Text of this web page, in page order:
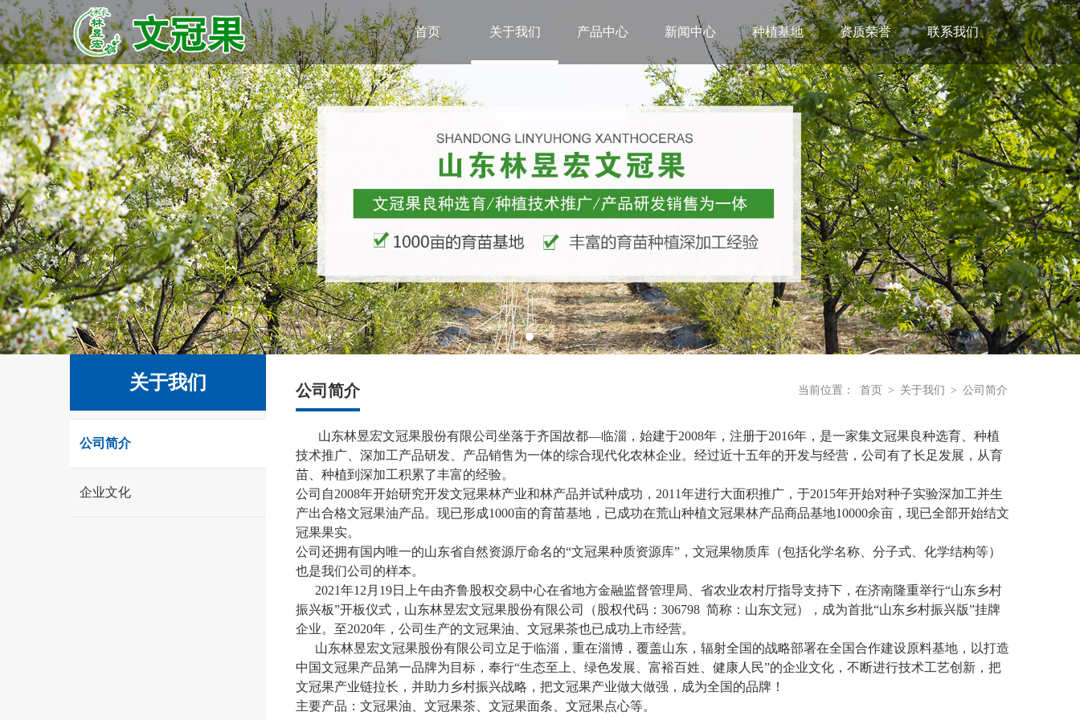
首页 关于我们 产品中心 新闻中心 种植基地 资质荣誉 联系我们
关于我们
公司简介
企业文化
公司简介 当前位置： 首页 > 关于我们 > 公司简介
山东林昱宏文冠果股份有限公司坐落于齐国故都—临淄，始建于2008年，注册于2016年，是一家集文冠果良种选育、种植
技术推广、深加工产品研发、产品销售为一体的综合现代化农林企业。经过近十五年的开发与经营，公司有了长足发展，从育
苗、种植到深加工积累了丰富的经验。
公司自2008年开始研究开发文冠果林产业和林产品并试种成功，2011年进行大面积推广，于2015年开始对种子实验深加工并生
产出合格文冠果油产品。现已形成1000亩的育苗基地，已成功在荒山种植文冠果林产品商品基地10000余亩，现已全部开始结文
冠果果实。
公司还拥有国内唯一的山东省自然资源厅命名的“文冠果种质资源库”，文冠果物质库（包括化学名称、分子式、化学结构等）
也是我们公司的样本。
2021年12月19日上午由齐鲁股权交易中心在省地方金融监督管理局、省农业农村厅指导支持下，在济南隆重举行“山东乡村
振兴板”开板仪式，山东林昱宏文冠果股份有限公司（股权代码：306798 简称：山东文冠），成为首批“山东乡村振兴版”挂牌
企业。至2020年，公司生产的文冠果油、文冠果茶也已成功上市经营。
山东林昱宏文冠果股份有限公司立足于临淄，重在淄博，覆盖山东，辐射全国的战略部署在全国合作建设原料基地，以打造
中国文冠果产品第一品牌为目标，奉行“生态至上、绿色发展、富裕百姓、健康人民”的企业文化，不断进行技术工艺创新，把
文冠果产业链拉长，并助力乡村振兴战略，把文冠果产业做大做强，成为全国的品牌！
主要产品：文冠果油、文冠果茶、文冠果面条、文冠果点心等。